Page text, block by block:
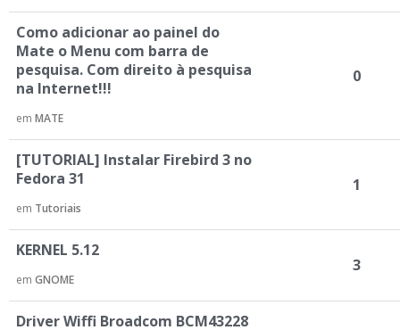
Como adicionar ao painel do
Mate o Menu com barra de
pesquisa. Com direito à pesquisa
na Internet!!!
em MATE
0
[TUTORIAL] Instalar Firebird 3 no
Fedora 31
em Tutoriais
1
KERNEL 5.12
em GNOME
3
Driver Wiffi Broadcom BCM43228